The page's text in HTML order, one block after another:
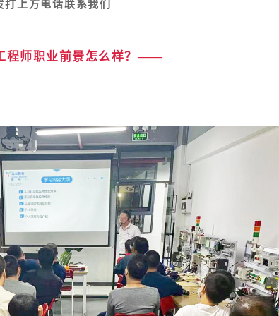
打上方电话联系我们
师职业前景怎么样？——